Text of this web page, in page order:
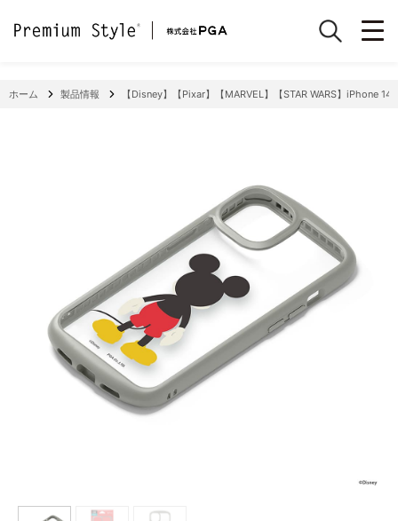
ホーム 製品情報 【Disney】【Pixar】【MARVEL】【STAR WARS】iPhone 14